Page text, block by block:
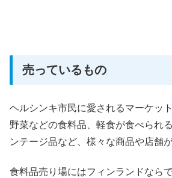
売っているもの
ヘルシンキ市民に愛されるマーケッ
野菜などの食料品、軽食が食べられ
ンテージ品など、様々な商品や店舗
食料品売り場にはフィンランドなら